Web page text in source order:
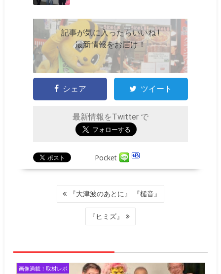
記事が気に入ったらいいね !
最新情報をお届け！
シェア ツイート
最新情報をTwitter で
Pocket
シ
ョ
『大津波のあとに』 『槌音』
『ヒミズ』
画像満載！取材レポ